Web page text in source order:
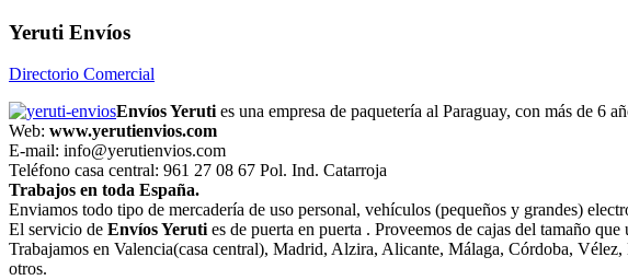
Yeruti Envíos
Directorio Comercial
Envíos Yeruties una empresa de paquetería al Paraguay, con más de 6
Web: www.yerutienvios.com
E-mail: info@yerutienvios.com
Teléfono casa central: 961 27 08 67 Pol. Ind. Catarroja
Trabajos en toda España.
Enviamos todo tipo de mercadería de uso personal, vehículos (pequeños y grandes)
El servicio de Envíos Yeruties de puerta en puerta . Proveemos de cajas del tamaño que
Trabajamos en Valencia(casa central), Madrid, Alzira, Alicante, Málaga, Córdoba,
otros.